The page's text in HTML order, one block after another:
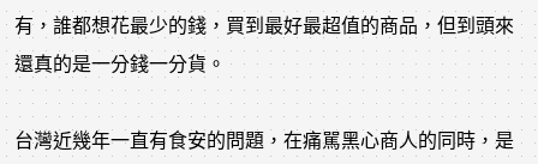
有，誰都想花最少的錢，買到最好最超值的商品，但到頭來
還真的是一分錢一分貨。
台灣近幾年一直有食安的問題，在痛駡黑心商人的同時，是